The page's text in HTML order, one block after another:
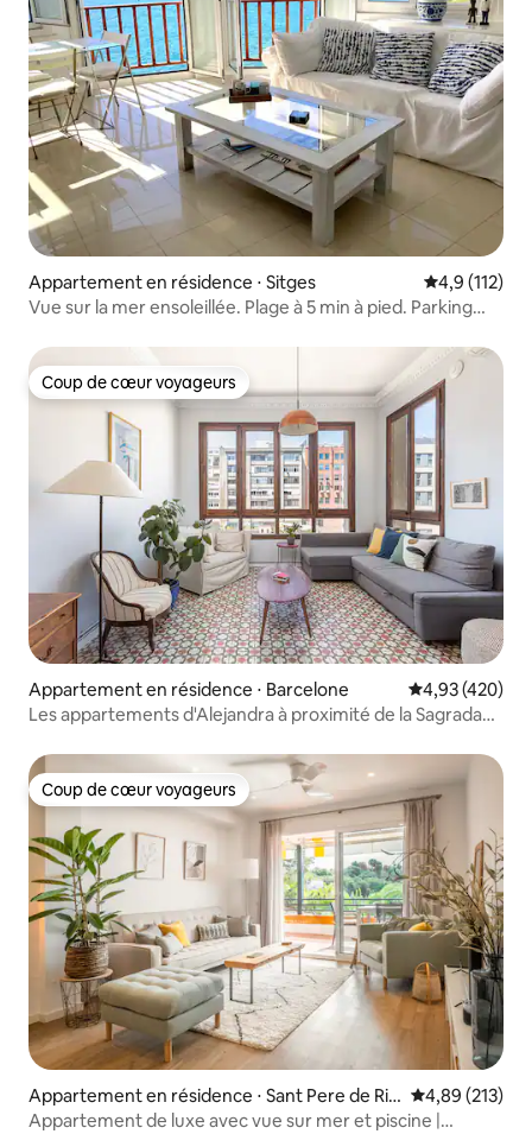
Appartement en résidence ⋅ Sitges Évaluation
4,9 (112)
Vue sur la mer ensoleillée. Plage à 5 min à pied. Parking
Coup de cœur voyageurs
Coup de cœur voyageurs
Appartement en résidence ⋅ Barcelone Évaluation
4,93 (420)
Les appartements d'Alejandra à proximité de la Sagrada
Coup de cœur voyageurs
Coup de cœur voyageurs
Appartement en résidence ⋅ Sant Pere de Rib
es
Évaluation
4,89 (213)
Appartement de luxe avec vue sur mer et piscine |